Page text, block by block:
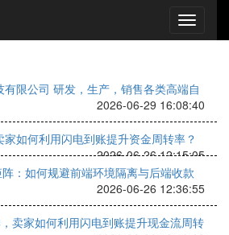
限公司 研发，生产，销售各类高端自
2026-06-29 16:08:40
如何利用闪电到账提升资金周转率？
2026-06-26 12:15:05
：如何规避前端环境隔离与后端收款
2026-06-26 12:36:55
卖家如何利用闪电到账提升现金流周转